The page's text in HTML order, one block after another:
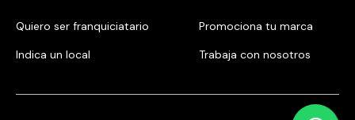
Quiero ser franquiciatario
Promociona tu marca
Indica un local
Trabaja con nosotros